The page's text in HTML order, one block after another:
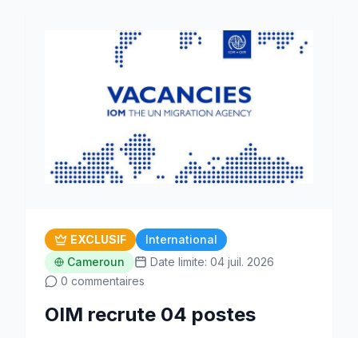
EXCLUSIF
International
Cameroun
Date limite: 04 juil. 2026
0 commentaires
OIM recrute 04 postes